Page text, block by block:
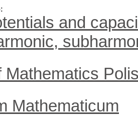
and
Mathematics
Mathematicum